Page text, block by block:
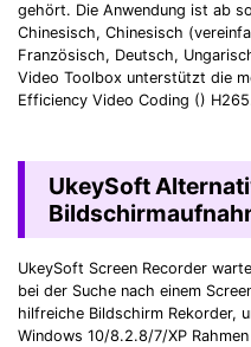
gehört. Die Anwendung ist ab
Chinesisch, Chinesisch
Französisch, Deutsch,
Video Toolbox unterstützt die
Efficiency Video Coding ()
UkeySoft
UkeySoft Screen Recorder
bei der Suche nach einem
hilfreiche Bildschirm Rekorder,
Windows 10/8.2.8/7/XP